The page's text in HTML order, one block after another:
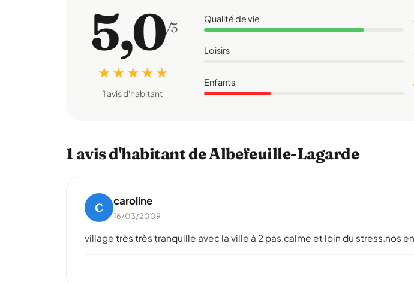
5,0/5
★ ★ ★ ★ ★
1 avis d'habitant
Qualité de vie
Loisirs
Enfants
1 avis d'habitant de Albefeuille-Lagarde
C caroline
16/03/2009
village très très tranquille avec la ville à 2 pas.calme et loin du stress.nos